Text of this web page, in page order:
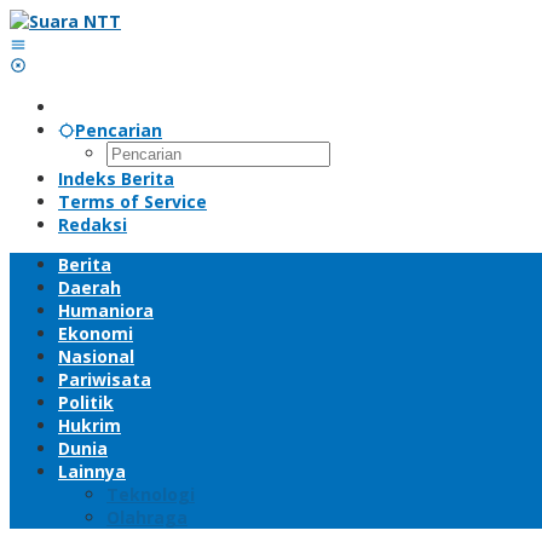
Lewati
ke
konten
Pencarian
Indeks Berita
Terms of Service
Redaksi
Berita
Daerah
Humaniora
Ekonomi
Nasional
Pariwisata
Politik
Hukrim
Dunia
Lainnya
Teknologi
Olahraga